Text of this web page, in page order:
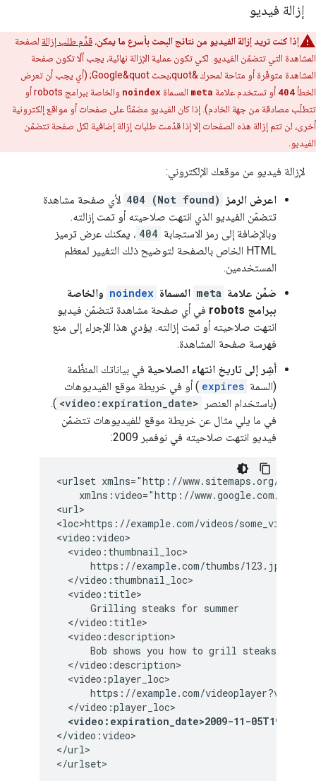
إزالة فيديو
إذا كنت تريد إزالة الفيديو من نتائج البحث بأسرع ما يمكن، قدِّم طلب إزالة لصفحة
المشاهدة التي تتضمّن الفيديو. لكي تكون عملية الإزالة نهائية، يجب ألّا تكون صفحة
المشاهدة متوفّرة أو متاحة لمحرك &quot;بحث Google&quot; (أي يجب أن تعرض
الخطأ 404 أو تستخدم علامة meta المسماة noindex والخاصة ببرامج robotsأو
تتطلّب مصادقة من جهة الخادم). إذا كان الفيديو مضمّنًا على صفحات أو مواقع إلكترونية
أخرى، لن تتم إزالة هذه الصفحات إلا إذا قدّمت طلبات إزالة إضافية لكل صفحة تتضمّن
الفيديو.
لإزالة فيديو من موقعك الإلكتروني:
اعرض الرمز 404 (Not found) لأي صفحة مشاهدة
تتضمّن الفيديو الذي انتهت صلاحيته أو تمت إزالته.
وبالإضافة إلى رمز الاستجابة 404 ، يمكنك عرض ترميز
HTML الخاص بالصفحة لتوضيح ذلك التغيير لمعظم
المستخدمين.
ضمِّن علامة meta المسماة noindex والخاصة
ببرامج robots في أي صفحة مشاهدة تتضمّن فيديو
انتهت صلاحيته أو تمت إزالته. يؤدي هذا الإجراء إلى منع
فهرسة صفحة المشاهدة.
أشِر إلى تاريخ انتهاء الصلاحية في بياناتك المنظَّمة
(السمة expires ) أو في خريطة موقع الفيديوهات
(باستخدام العنصر
<video:expiration_date>
).
في ما يلي مثال عن خريطة موقع للفيديوهات تتضمّن
فيديو انتهت صلاحيته في نوفمبر 2009:
<urlset xmlns="http://www.sitemaps.org/
xmlns:video="http://www.google.com/
<url>
<loc>https://example.com/videos/
<video:video>
  <video:thumbnail_loc>
      https://example.com/thumbs/123.jpg
  </video:thumbnail_loc>
  <video:title>
      Grilling steaks for summer
  </video:title>
  <video:description>
Bob shows you how to grill steaks
  </video:description>
  <video:player_loc>
https://example.com/
  </video:player_loc>
<video:expiration_date>2009-11-
</video:video>
</url>
</urlset>